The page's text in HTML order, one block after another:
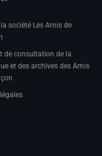
société Les Amis de
de consultation de la
et des archives des Amis